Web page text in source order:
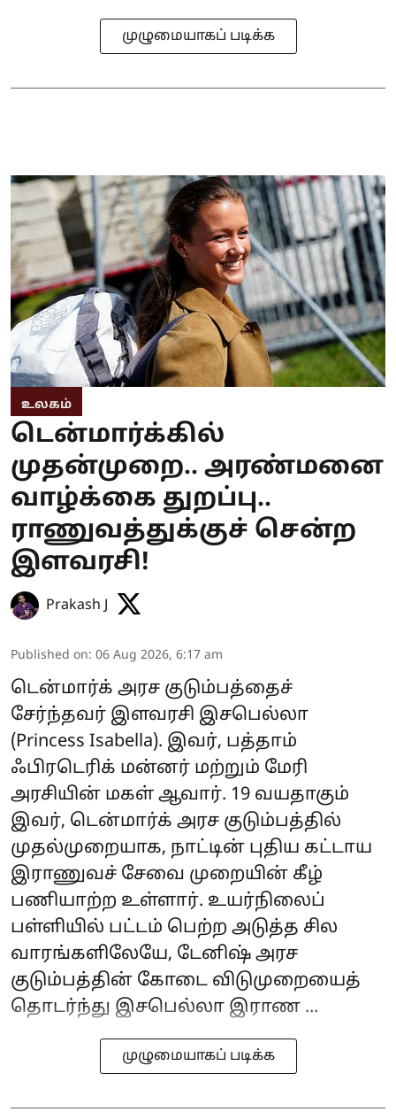
முழுமையாகப் படிக்க
உலகம்
டென்மார்க்கில்
முதன்முறை.. அரண்மனை
வாழ்க்கை துறப்பு..
ராணுவத்துக்குச் சென்ற
இளவரசி!
Prakash J
Published on: 06 Aug 2026, 6:17 am
டென்மார்க் அரச குடும்பத்தைச்
சேர்ந்தவர் இளவரசி இசபெல்லா
(Princess Isabella). இவர், பத்தாம்
ஃபிரடெரிக் மன்னர் மற்றும் மேரி
அரசியின் மகள் ஆவார். 19 வயதாகும்
இவர், டென்மார்க் அரச குடும்பத்தில்
முதல்முறையாக, நாட்டின் புதிய கட்டாய
இராணுவச் சேவை முறையின் கீழ்
பணியாற்ற உள்ளார். உயர்நிலைப்
பள்ளியில் பட்டம் பெற்ற அடுத்த சில
வாரங்களிலேயே, டேனிஷ் அரச
குடும்பத்தின் கோடை விடுமுறையைத்
தொடர்ந்து இசபெல்லா இராண ...
முழுமையாகப் படிக்க